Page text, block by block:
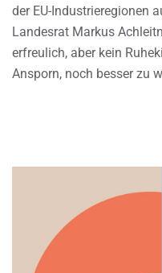
der EU-Industrieregionen
Landesrat Markus
erfreulich, aber kein
Ansporn, noch besser zu